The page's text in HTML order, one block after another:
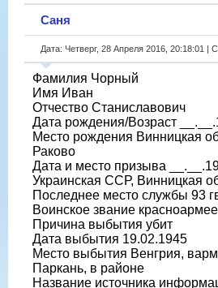
Саня
Дата: Четверг, 28 Апреля 2016, 20:18:01 |
Фамилия Чорный
Имя Иван
Отчество Станиславович
Дата рождения/Возраст
Место рождения Винницкая
Раково
Дата и место призыва
Украинская ССР, Винницкая
Последнее место службы 93
Воинское звание
Причина выбытия убит
Дата выбытия 19.02.1945
Место выбытия Венгрия,
Паркань, в районе
Название источника